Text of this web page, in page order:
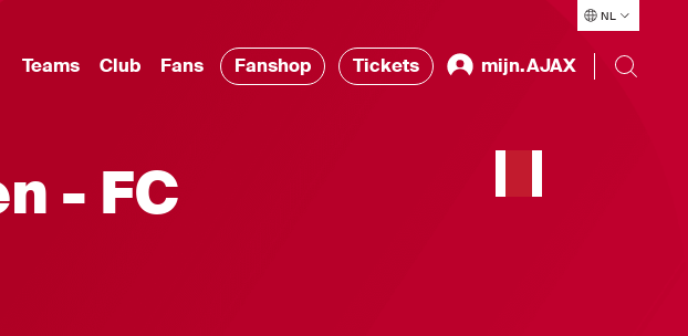
NL
Teams Club Fans Fanshop Tickets mijn.AJAX
- FC